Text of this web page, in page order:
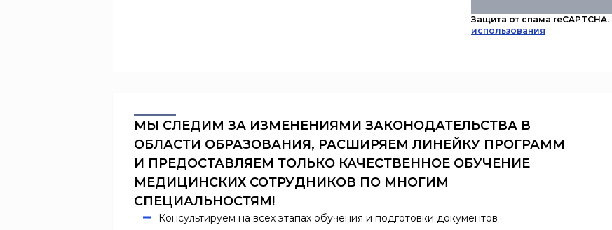
Защита от спама reCAPTCHA.
использования
МЫ СЛЕДИМ ЗА ИЗМЕНЕНИЯМИ ЗАКОНОДАТЕЛЬСТВА В
ОБЛАСТИ ОБРАЗОВАНИЯ, РАСШИРЯЕМ ЛИНЕЙКУ ПРОГРАММ
И ПРЕДОСТАВЛЯЕМ ТОЛЬКО КАЧЕСТВЕННОЕ ОБУЧЕНИЕ
МЕДИЦИНСКИХ СОТРУДНИКОВ ПО МНОГИМ
СПЕЦИАЛЬНОСТЯМ!
Консультируем на всех этапах обучения и подготовки документов